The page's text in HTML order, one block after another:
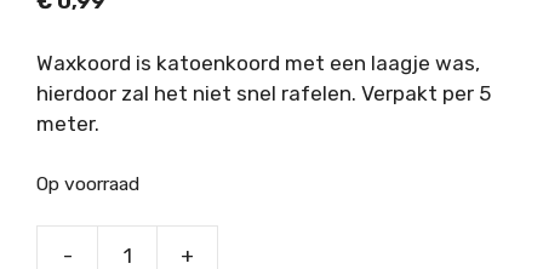
Waxkoord is katoenkoord met een laagje was,
hierdoor zal het niet snel rafelen. Verpakt per 5
meter.
Op voorraad
- +